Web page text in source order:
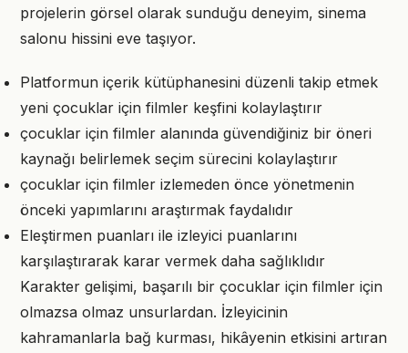
projelerin görsel olarak sunduğu deneyim, sinema
salonu hissini eve taşıyor.
Platformun içerik kütüphanesini düzenli takip etmek
yeni çocuklar için filmler keşfini kolaylaştırır
çocuklar için filmler alanında güvendiğiniz bir öneri
kaynağı belirlemek seçim sürecini kolaylaştırır
çocuklar için filmler izlemeden önce yönetmenin
önceki yapımlarını araştırmak faydalıdır
Eleştirmen puanları ile izleyici puanlarını
karşılaştırarak karar vermek daha sağlıklıdır
Karakter gelişimi, başarılı bir çocuklar için filmler için
olmazsa olmaz unsurlardan. İzleyicinin
kahramanlarla bağ kurması, hikâyenin etkisini artıran